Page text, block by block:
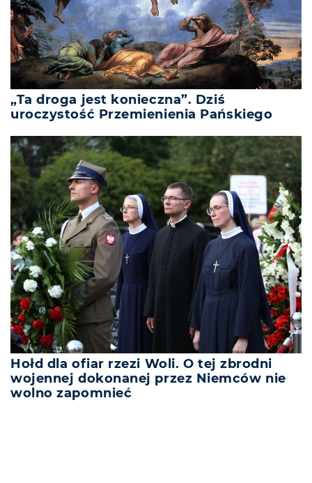
„Ta droga jest konieczna”. Dziś
uroczystość Przemienienia Pańskiego
Hołd dla ofiar rzezi Woli. O tej zbrodni
wojennej dokonanej przez Niemców nie
wolno zapomnieć